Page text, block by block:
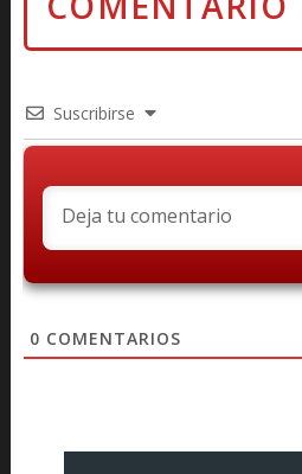
Suscribirse
0 COMENTARIOS